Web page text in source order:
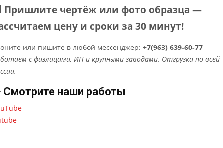
Пришлите чертёж или фото образца —
цену и сроки за 30 минут!
или пишите в любой мессенджер: +7(963) 639-60-77
с физлицами, ИП и крупными заводами. Отгрузка по всей
наши работы